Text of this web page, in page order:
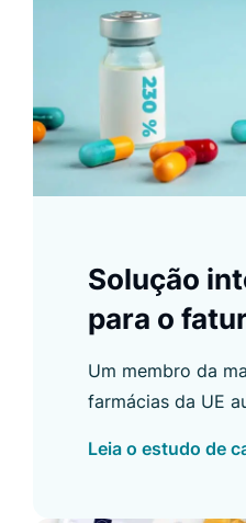
Solução
para o
gigante
Um membro da
farmácias da UE
com a Luigi's Box.
Leia o estudo de